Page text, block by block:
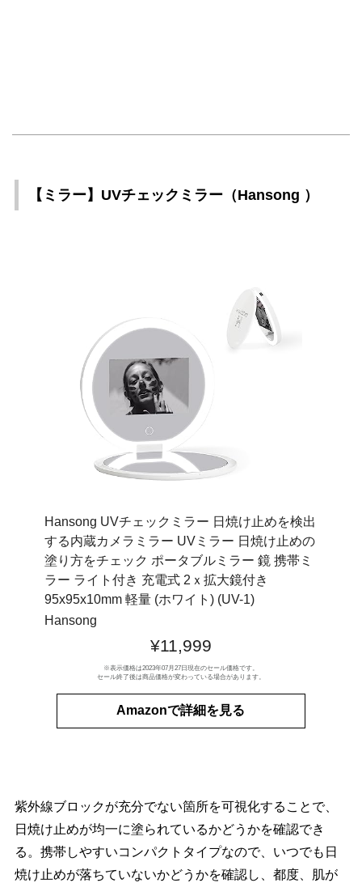
【ミラー】UVチェックミラー（Hansong ）
Hansong UVチェックミラー 日焼け止めを検出
する内蔵カメラミラー UVミラー 日焼け止めの
塗り方をチェック ポータブルミラー 鏡 携帯ミ
ラー ライト付き 充電式 2ｘ拡大鏡付き
95x95x10mm 軽量 (ホワイト) (UV-1)
Hansong
¥11,999
※表示価格は2023年07月27日現在のセール価格です。
セール終了後は商品価格が変わっている場合があります。
Amazonで詳細を見る
紫外線ブロックが充分でない箇所を可視化することで、
日焼け止めが均一に塗られているかどうかを確認でき
る。携帯しやすいコンパクトタイプなので、いつでも日
焼け止めが落ちていないかどうかを確認し、都度、肌が